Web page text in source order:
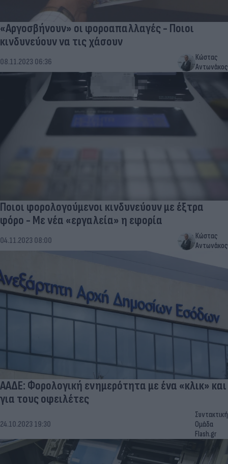
«Αργοσβήνουν» οι φοροαπαλλαγές - Ποιοι
κινδυνεύουν να τις χάσουν
08.11.2023 06:36
Κώστας
Αντωνάκος
Ποιοι φορολογούμενοι κινδυνεύουν με έξτρα
φόρο - Με νέα «εργαλεία» η εφορία
04.11.2023 08:00
Κώστας
Αντωνάκος
ΑΑΔΕ: Φορολογική ενημερότητα με ένα «κλικ» και
για τους οφειλέτες
24.10.2023 19:30
Συντακτική
Ομάδα
Flash.gr